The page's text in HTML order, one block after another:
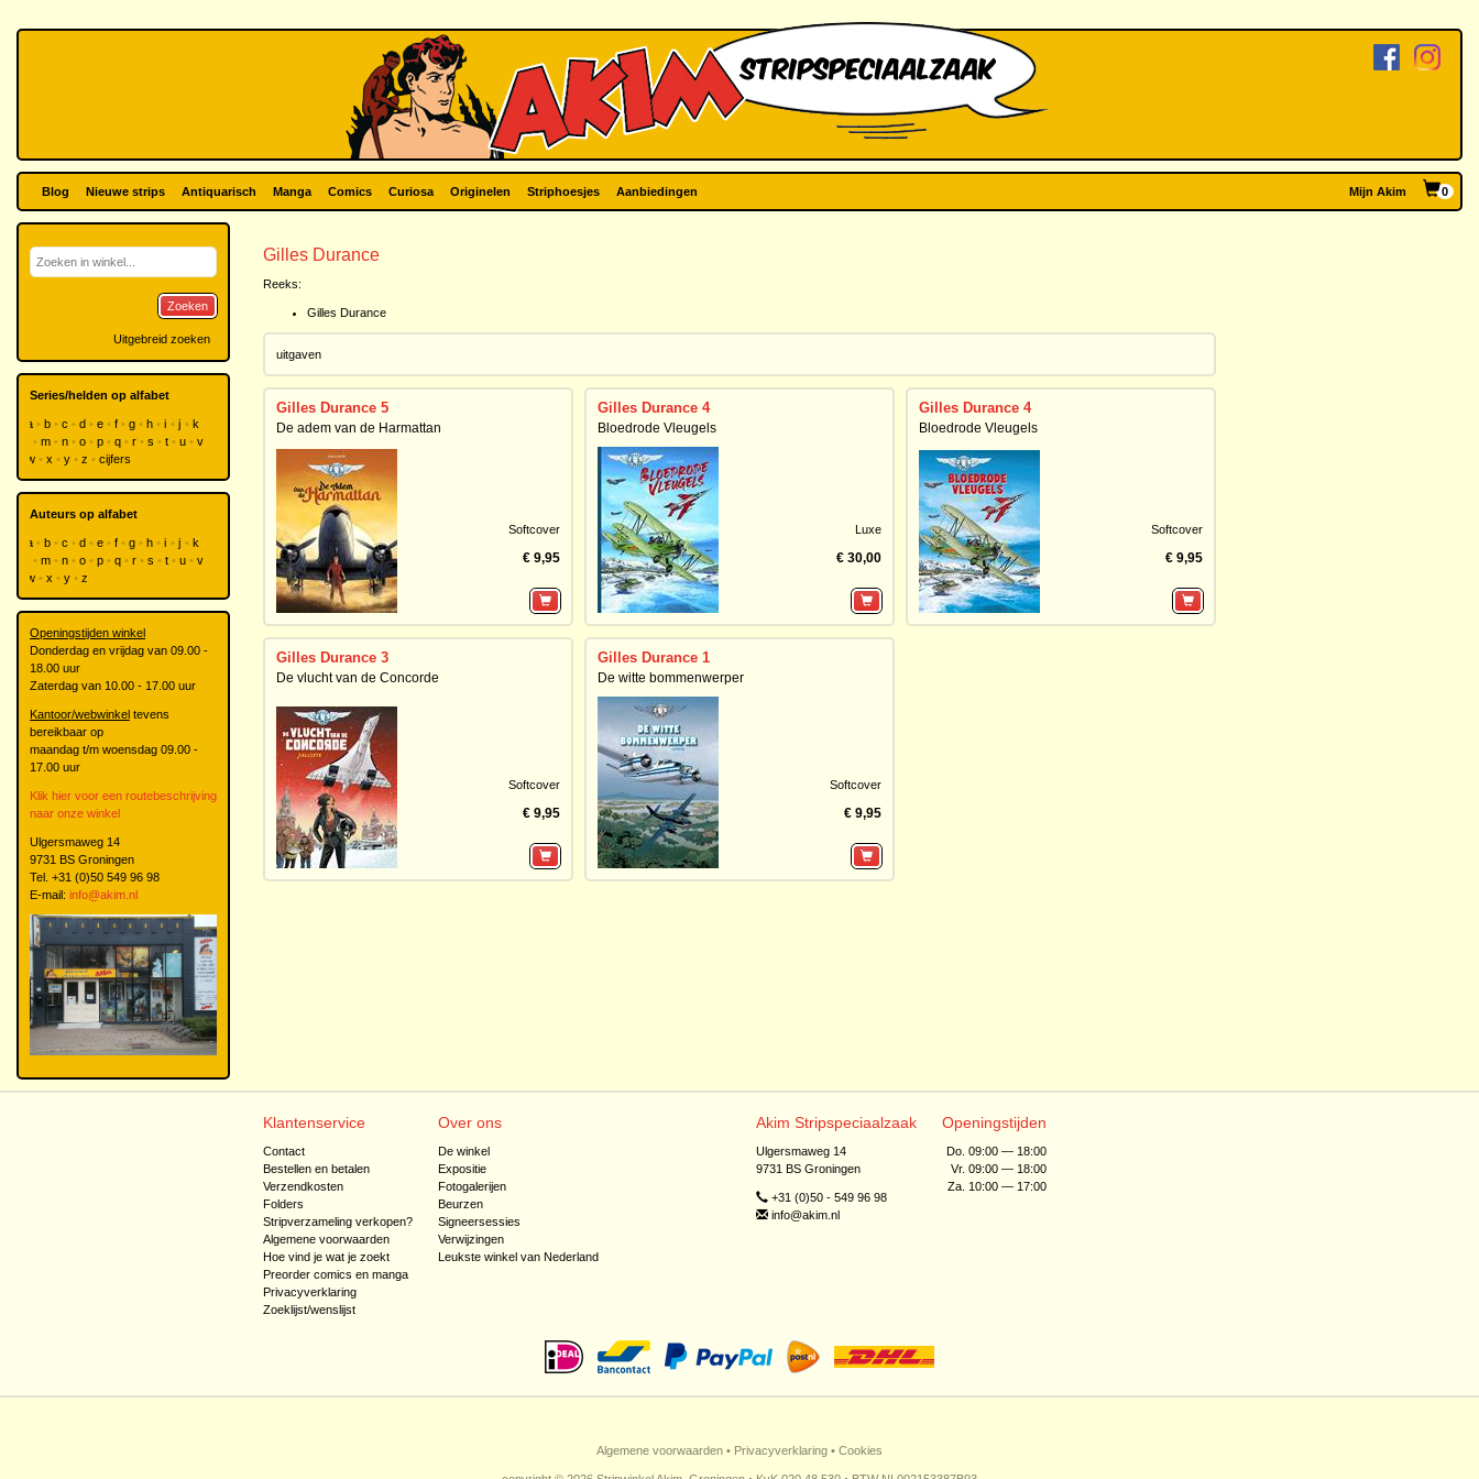
Blog Nieuwe strips Antiquarisch Manga Comics Curiosa Originelen Striphoesjes Aanbiedingen Mijn Akim 0
Gilles Durance
Reeks:
Gilles Durance
uitgaven
Gilles Durance 5
De adem van de Harmattan
Softcover
€ 9,95
Gilles Durance 4
Bloedrode Vleugels
Luxe
€ 30,00
Gilles Durance 4
Bloedrode Vleugels
Softcover
€ 9,95
Gilles Durance 3
De vlucht van de Concorde
Softcover
€ 9,95
Gilles Durance 1
De witte bommenwerper
Softcover
€ 9,95
Zoeken
Uitgebreid zoeken
Series/helden op alfabet
a b c d e f g h i j
k
m n o p q r s t u
v
w
x y z cijfers
Auteurs op alfabet
a b c d e f g h i j
k
m n o p q r s t u
v
w
x y z
Openingstijden winkel
Donderdag en vrijdag van 09.00 -
18.00 uur
Zaterdag van 10.00 - 17.00 uur
Kantoor/webwinkel tevens
bereikbaar op
maandag t/m woensdag 09.00 -
17.00 uur
Klik hier voor een routebeschrijving
naar onze winkel
Ulgersmaweg 14
9731 BS Groningen
Tel. +31 (0)50 549 96 98
E-mail: info@akim.nl
Klantenservice
Contact
Bestellen en betalen
Verzendkosten
Folders
Stripverzameling verkopen?
Algemene voorwaarden
Hoe vind je wat je zoekt
Preorder comics en manga
Privacyverklaring
Zoeklijst/wenslijst
Over ons
De winkel
Expositie
Fotogalerijen
Beurzen
Signeersessies
Verwijzingen
Leukste winkel van Nederland
Akim Stripspeciaalzaak
Ulgersmaweg 14
9731 BS Groningen
+31 (0)50 - 549 96 98
info@akim.nl
Openingstijden
Do. 09:00 — 18:00
Vr. 09:00 — 18:00
Za. 10:00 — 17:00
Algemene voorwaarden • Privacyverklaring • Cookies